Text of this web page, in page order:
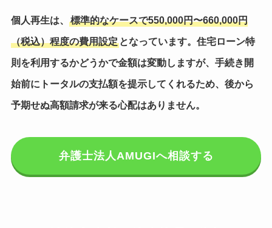
個人再生は、 標準的なケースで550,000円〜660,000円
（税込）程度の費用設定となっています。住宅ローン特
則を利用するかどうかで金額は変動しますが、手続き開
始前にトータルの支払額を提示してくれるため、 後から
予期せぬ高額請求が来る心配はありません。
弁護士法人AMUGIへ相談する